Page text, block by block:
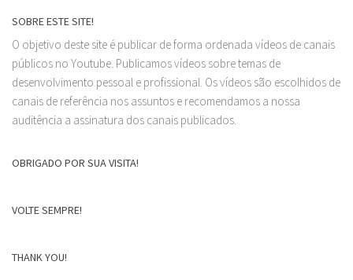
SOBRE ESTE SITE!
O objetivo deste site é publicar de forma ordenada vídeos de canais
públicos no Youtube. Publicamos vídeos sobre temas de
desenvolvimento pessoal e profissional. Os vídeos são escolhidos de
canais de referência nos assuntos e recomendamos a nossa
auditência a assinatura dos canais publicados.
OBRIGADO POR SUA VISITA!
VOLTE SEMPRE!
THANK YOU!